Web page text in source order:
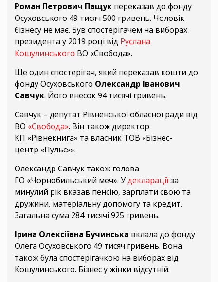
Роман Петрович Пащук переказав до фонду
Осуховського 49 тисяч 500 гривень. Чоловік
бізнесу не має. Був спостерігачем на виборах
президента у 2019 році від Руслана
Кошулинського ВО «Свобода».
Ще один спостерігач, який переказав кошти до
фонду Осуховського Олександр Іванович
Савчук. Його внесок 94 тисячі гривень.
Савчук – депутат Рівненської обласної ради від
ВО «Свобода». Він також директор
КП «Рівнекнига» та власник ТОВ «Бізнес-
центр «Пульс»».
Олександр Савчук також голова
ГО «Чорнобильський меч». Удеклараціїза
минулий рік вказав пенсію, зарплати свою та
дружини, матеріальну допомогу та кредит.
Загальна сума 284 тисячі 925 гривень.
Ірина Олексіївна Бучинська вклала до фонду
Олега Осуховського 49 тисяч гривень. Вона
також була спостерігачкою на виборах від
Кошулинського. Бізнес у жінки відсутній.